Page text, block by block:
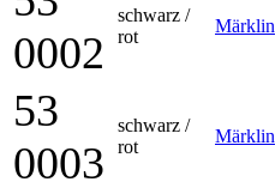
0002
schwarz /
rot
Märklin
53
0003
schwarz /
rot
Märklin